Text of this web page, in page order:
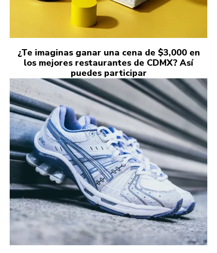
¿Te imaginas ganar una cena de $3,000 en
los mejores restaurantes de CDMX? Así
puedes participar